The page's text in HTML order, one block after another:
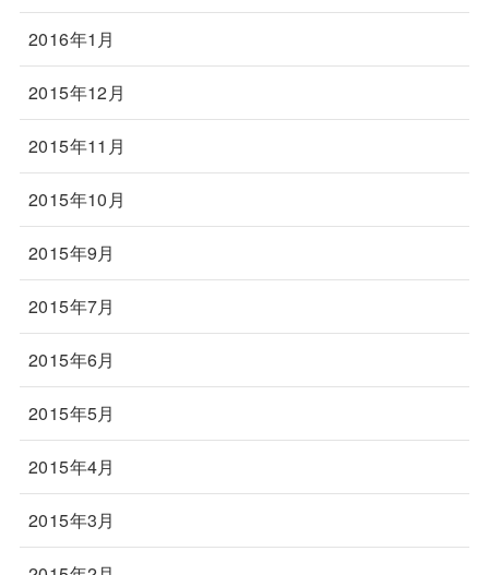
2016年1月
2015年12月
2015年11月
2015年10月
2015年9月
2015年7月
2015年6月
2015年5月
2015年4月
2015年3月